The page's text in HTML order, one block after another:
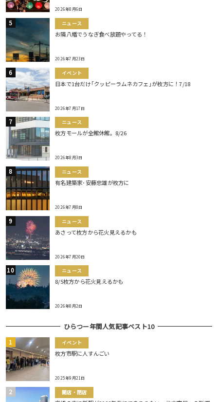
2026年8月6日
ニュース
お隣八幡でうなぎ食べ放題やってる！
2026年7月23日
イベント
日本で1台だけ｢クッピーラムネカフェ｣が枚方に！7/18
2026年7月17日
ニュース
枚方モールが全館休館。8/26
2026年8月3日
ニュース
有名建築家･安藤忠雄が枚方に
2026年7月8日
ニュース
あさって枚方から花火見えるかも
2026年7月20日
ニュース
8/5枚方から花火見えるかも
2026年8月2日
ひらつー年間人気記事ベスト10
イベント
枚方市駅に人すんごい
2025年9月21日
開店・閉店